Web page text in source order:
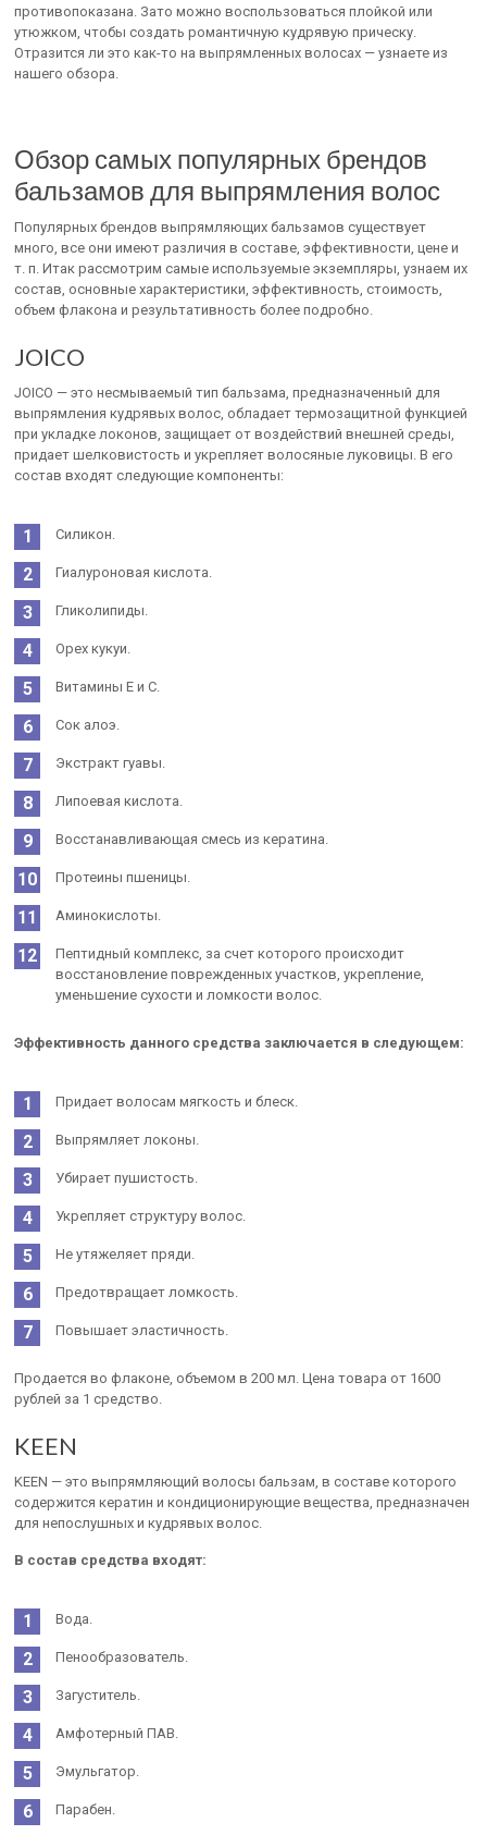
противопоказана. Зато можно воспользоваться плойкой или
утюжком, чтобы создать романтичную кудрявую прическу.
Отразится ли это как-то на выпрямленных волосах — узнаете из
нашего обзора.
Обзор самых популярных брендов
бальзамов для выпрямления волос
Популярных брендов выпрямляющих бальзамов существует
много, все они имеют различия в составе, эффективности, цене и
т. п. Итак рассмотрим самые используемые экземпляры, узнаем их
состав, основные характеристики, эффективность, стоимость,
объем флакона и результативность более подробно.
JOICO
JOICO — это несмываемый тип бальзама, предназначенный для
выпрямления кудрявых волос, обладает термозащитной функцией
при укладке локонов, защищает от воздействий внешней среды,
придает шелковистость и укрепляет волосяные луковицы. В его
состав входят следующие компоненты:
Силикон.
Гиалуроновая кислота.
Гликолипиды.
Орех кукуи.
Витамины Е и С.
Сок алоэ.
Экстракт гуавы.
Липоевая кислота.
Восстанавливающая смесь из кератина.
Протеины пшеницы.
Аминокислоты.
Пептидный комплекс, за счет которого происходит
восстановление поврежденных участков, укрепление,
уменьшение сухости и ломкости волос.
Эффективность данного средства заключается в следующем:
Придает волосам мягкость и блеск.
Выпрямляет локоны.
Убирает пушистость.
Укрепляет структуру волос.
Не утяжеляет пряди.
Предотвращает ломкость.
Повышает эластичность.
Продается во флаконе, объемом в 200 мл. Цена товара от 1600
рублей за 1 средство.
KEEN
KEEN — это выпрямляющий волосы бальзам, в составе которого
содержится кератин и кондиционирующие вещества, предназначен
для непослушных и кудрявых волос.
В состав средства входят:
Вода.
Пенообразователь.
Загуститель.
Амфотерный ПАВ.
Эмульгатор.
Парабен.